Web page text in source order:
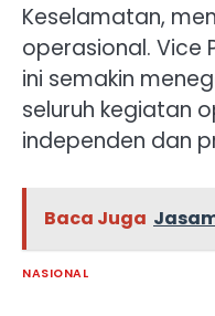
Keselamatan,
operasional. Vice
ini semakin
seluruh kegiatan
independen dan
Baca Juga
NASIONAL